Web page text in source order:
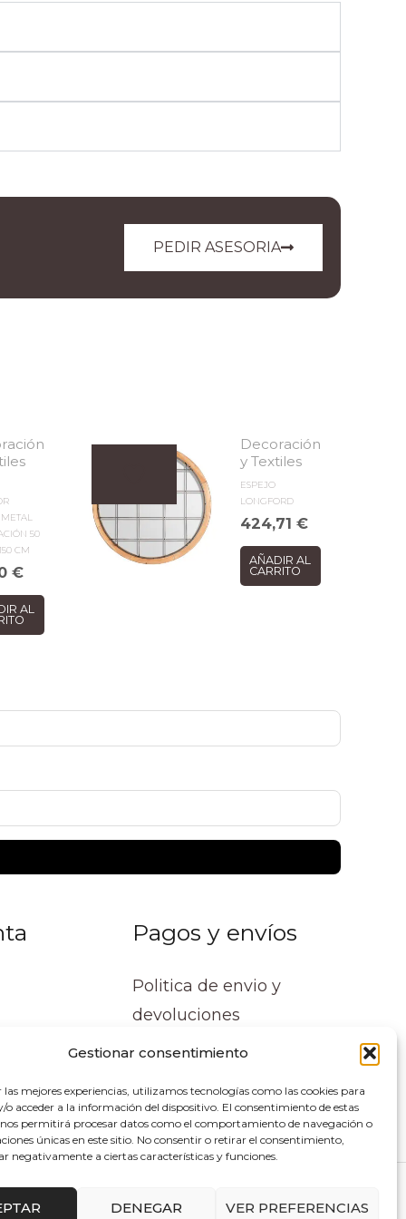
Gestionar consentimiento
las mejores experiencias, utilizamos tecnologías como las cookies para
o acceder a la información del dispositivo. El consentimiento de estas
permitirá procesar datos como el comportamiento de navegación o
únicas en este sitio. No consentir o retirar el consentimiento,
negativamente a ciertas características y funciones.
DENEGAR VER PREFERENCIAS
PEDIR ASESORIA
50
CM
€
AL
Decoración
y Textiles
ESPEJO
LONGFORD
424,71€
AÑADIR AL
CARRITO
Pagos y envíos
Politica de envio y
devoluciones